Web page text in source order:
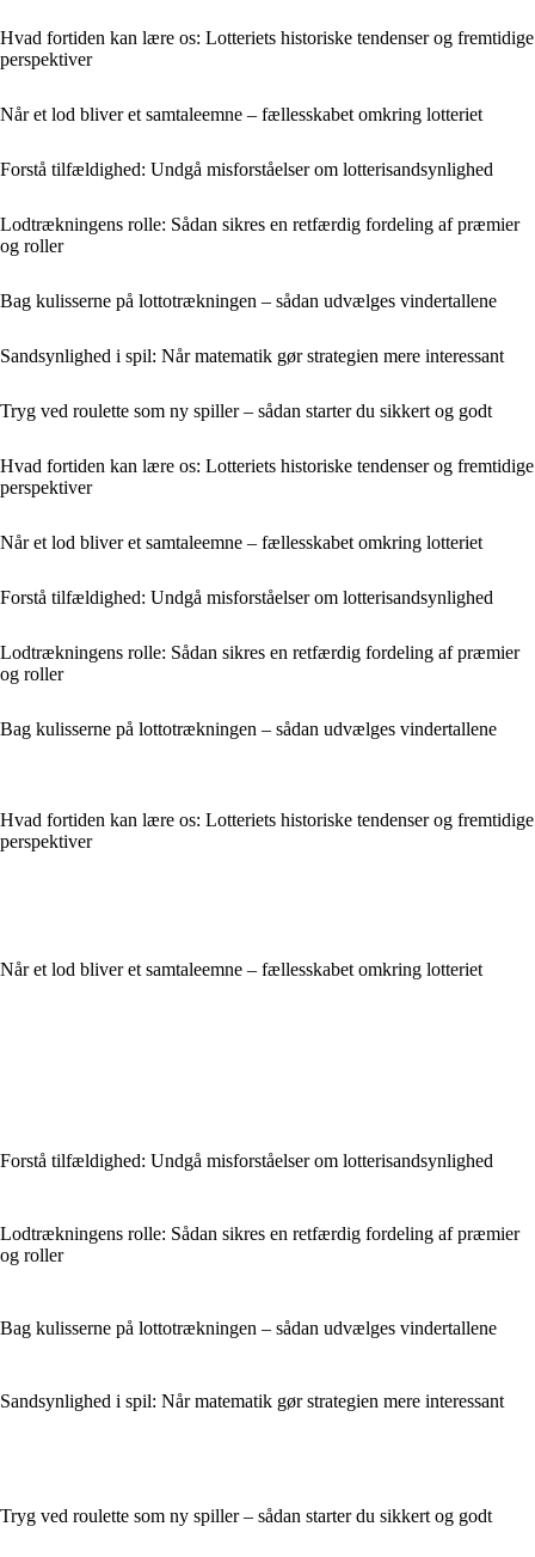
Hvad fortiden kan lære os: Lotteriets historiske tendenser og fremtidige
perspektiver
Når et lod bliver et samtaleemne – fællesskabet omkring lotteriet
Forstå tilfældighed: Undgå misforståelser om lotterisandsynlighed
Lodtrækningens rolle: Sådan sikres en retfærdig fordeling af præmier
og roller
Bag kulisserne på lottotrækningen – sådan udvælges vindertallene
Sandsynlighed i spil: Når matematik gør strategien mere interessant
Tryg ved roulette som ny spiller – sådan starter du sikkert og godt
Hvad fortiden kan lære os: Lotteriets historiske tendenser og fremtidige
perspektiver
Når et lod bliver et samtaleemne – fællesskabet omkring lotteriet
Forstå tilfældighed: Undgå misforståelser om lotterisandsynlighed
Lodtrækningens rolle: Sådan sikres en retfærdig fordeling af præmier
og roller
Bag kulisserne på lottotrækningen – sådan udvælges vindertallene
Hvad fortiden kan lære os: Lotteriets historiske tendenser og fremtidige
perspektiver
Når et lod bliver et samtaleemne – fællesskabet omkring lotteriet
Forstå tilfældighed: Undgå misforståelser om lotterisandsynlighed
Lodtrækningens rolle: Sådan sikres en retfærdig fordeling af præmier
og roller
Bag kulisserne på lottotrækningen – sådan udvælges vindertallene
Sandsynlighed i spil: Når matematik gør strategien mere interessant
Tryg ved roulette som ny spiller – sådan starter du sikkert og godt